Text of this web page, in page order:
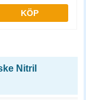
KÖP
Nitril